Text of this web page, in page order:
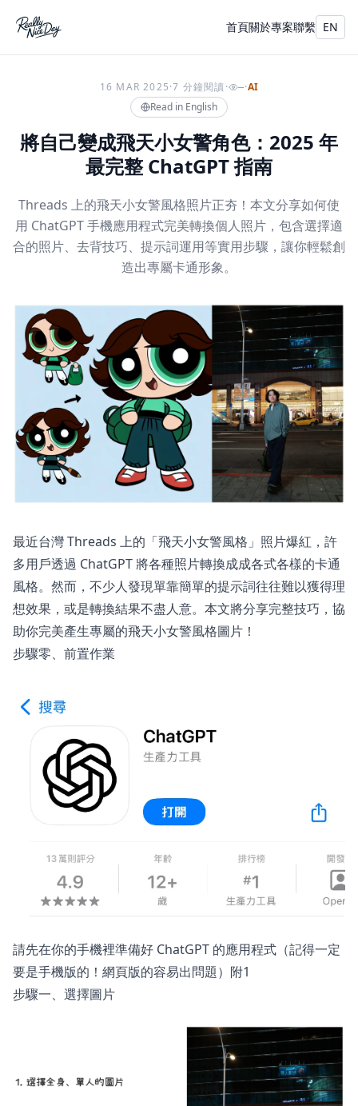
首頁關於專案聯繫 EN
16 MAR 2025·7 分鐘閱讀· —·AI
Read in English
將自己變成飛天小女警角色：2025 年
最完整 ChatGPT 指南
Threads 上的飛天小女警風格照片正夯！本文分享如何使
用 ChatGPT 手機應用程式完美轉換個人照片，包含選擇適
合的照片、去背技巧、提示詞運用等實用步驟，讓你輕鬆創
造出專屬卡通形象。
最近台灣 Threads 上的「飛天小女警風格」照片爆紅，許
多用戶透過 ChatGPT 將各種照片轉換成成各式各樣的卡通
風格。然而，不少人發現單靠簡單的提示詞往往難以獲得理
想效果，或是轉換結果不盡人意。本文將分享完整技巧，協
助你完美產生專屬的飛天小女警風格圖片！
步驟零、前置作業
請先在你的手機裡準備好 ChatGPT 的應用程式 （記得一定
要是手機版的！網頁版的容易出問題） 附1
步驟一、選擇圖片